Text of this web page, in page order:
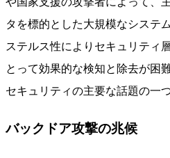
タを標的とした大規模なシステ
ステルス性によりセキュリティ
とって効果的な検知と除去が困
セキュリティの主要な話題の一
バックドア攻撃の兆候